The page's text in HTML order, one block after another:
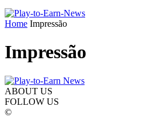
Home Impressão
Impressão
ABOUT US
FOLLOW US
©